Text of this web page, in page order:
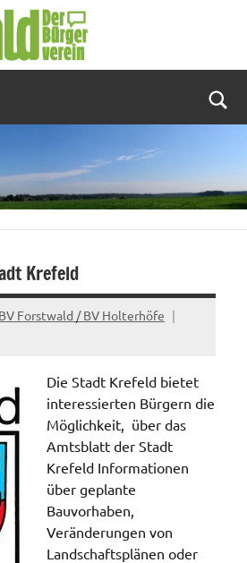
Krefeld
BV Forstwald / BV Holterhöfe
Die Stadt Krefeld bietet
interessierten Bürgern die
Möglichkeit, über das
Amtsblatt der Stadt
Krefeld Informationen
über geplante
Bauvorhaben,
Veränderungen von
Landschaftsplänen oder